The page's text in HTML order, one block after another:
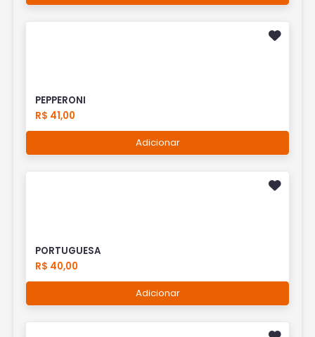
PEPPERONI
R$ 41,00
Adicionar
PORTUGUESA
R$ 40,00
Adicionar